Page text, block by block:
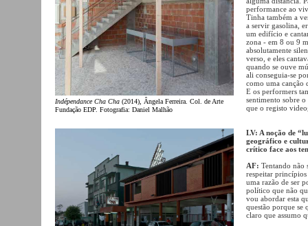
Indépendance Cha Cha (2014), Ângela Ferreira. Col. de Arte
Fundação EDP. Fotografia: Daniel Malhão
performance ao
Tinha também a
a servir gasolina,
um edifício e
zona - em 8 ou 9
absolutamente
verso, e eles
quando se ouve
ali conseguia-se
como uma canção
E os performers
sentimento sobre
que o registo
LV: A noção de
geográfico e
crítico face aos
AF: Tentando não
respeitar
uma razão de ser
político que não
vou abordar esta
questão porque se
claro que assumo